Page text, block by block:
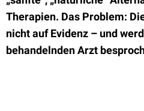
Therapien. Das Problem:
nicht auf Evidenz – und
behandelnden Arzt